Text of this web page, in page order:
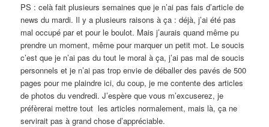
PS : celà fait plusieurs semaines que je n’ai pas fais d’article de
news du mardi. Il y a plusieurs raisons à ça : déjà, j’ai été pas
mal occupé par et pour le boulot. Mais j’aurais quand même pu
prendre un moment, même pour marquer un petit mot. Le soucis
c’est que je n’ai pas du tout le moral à ça, j’ai pas mal de soucis
personnels et je n’ai pas trop envie de déballer des pavés de 500
pages pour me plaindre ici, du coup, je me contente des articles
de photos du vendredi. J’espère que vous m’excuserez, je
préfèrerai mettre tout les articles normalement, mais là, ça ne
servirait pas à grand chose d’appréciable.